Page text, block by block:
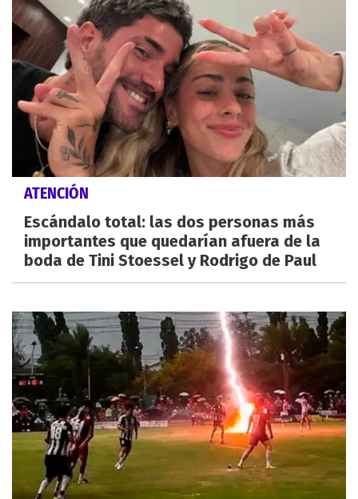
ATENCIÓN
Escándalo total: las dos personas más
importantes que quedarían afuera de la
boda de Tini Stoessel y Rodrigo de Paul